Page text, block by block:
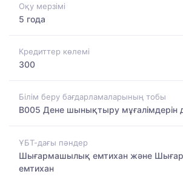
Оқу мерзімі
5 года
Кредиттер көлемі
300
Білім беру бағдарламаларының тобы
B005 Дене шынықтыру мұғалімдерін
ҰБТ-дағы пәндер
Шығармашылық емтихан және
емтихан